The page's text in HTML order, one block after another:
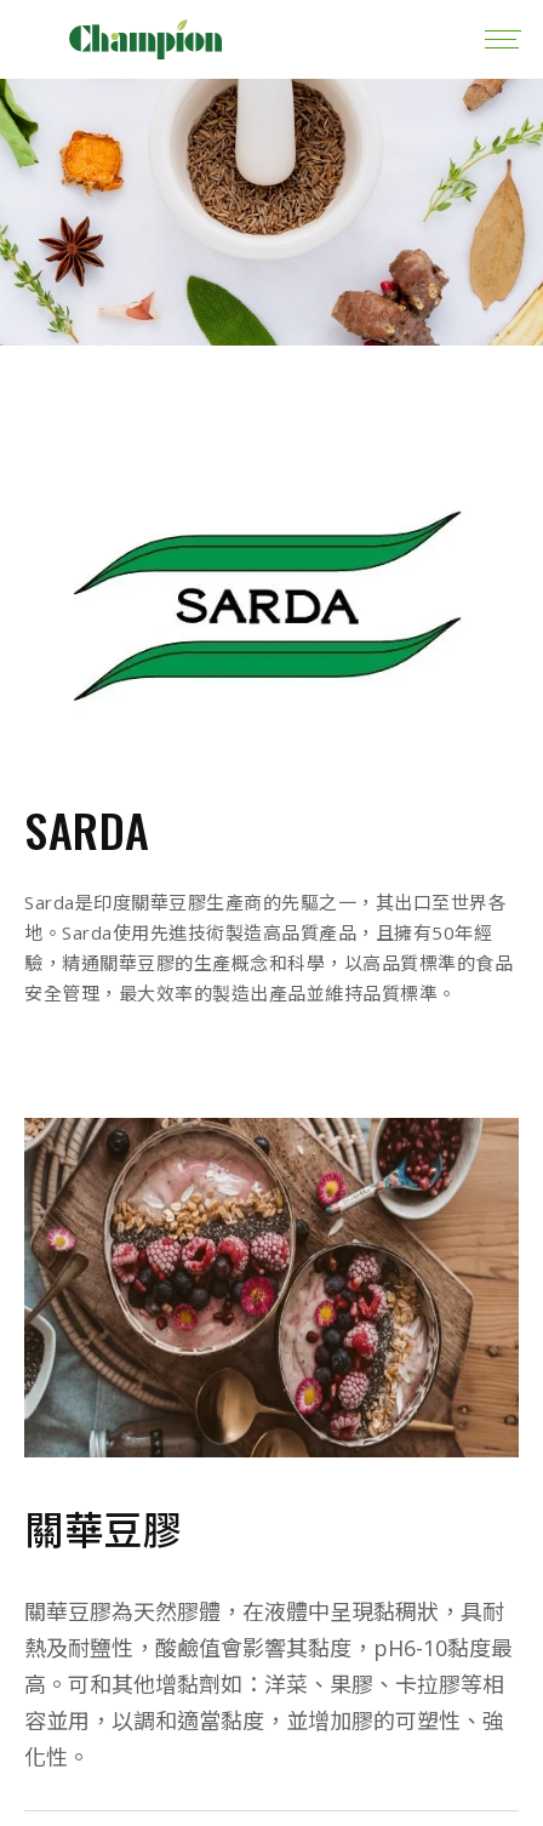
SARDA
Sarda是印度關華豆膠生產商的先驅之一，其出口至世界各
地。Sarda使用先進技術製造高品質產品，且擁有50年經
驗，精通關華豆膠的生產概念和科學，以高品質標準的食品
安全管理，最大效率的製造出產品並維持品質標準。
關華豆膠
關華豆膠為天然膠體，在液體中呈現黏稠狀，具耐
熱及耐鹽性，酸鹼值會影響其黏度，pH6-10黏度最
高。可和其他增黏劑如：洋菜、果膠、卡拉膠等相
容並用，以調和適當黏度，並增加膠的可塑性、強
化性。